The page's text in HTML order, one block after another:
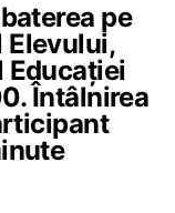
pe
Elevului,
Educației
Întâlnirea